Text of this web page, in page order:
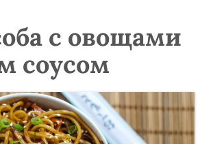
с овощами
соусом